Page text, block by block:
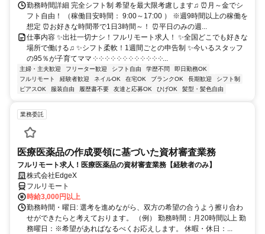
勤務時間詳細 完全シフト制 希望を最大限考慮します♫ ⏰月～金でシ
フト自由！ （稼働目安時間： 9:00～17:00 ） ※週9時間以上の稼働を
想定 ⏰お好きな時間帯で1日3時間～！ ⏰平日のみの週...
仕事内容 ✨出社一切ナシ！フルリモート求人！ ✨全国どこでも好きな
場所で働ける♫ ✨シフト柔軟！1週間ごとの申告制 ✨今いるスタッフ
の95％が子育てママ ༶ ༶ ༶ ༶ ༶ ༶ ༶ ༶ ༶ ༶ ༶ ༶...
主婦・主夫歓迎 フリーター歓迎 シフト自由 学歴不問
即日勤務OK
フルリモート
経験者歓迎 ネイルOK 在宅OK ブランクOK 長期歓迎
シフト制
ピアスOK
服装自由 履歴書不要 友達と応募OK ひげOK 髪型・髪色自由
業務委託
医療医薬品の作成要領に基づいた資材審査業務
フルリモート求人！医療医薬品の資材審査業務【経験者のみ】
株式会社EdgeX
フルリモート
時給3,000円以上
勤務時間・曜日: 選考を進めながら、双方の希望の合うよう擦り合わ
せができたらと考えております。 （例） 勤務時間：月20時間以上 勤
務曜日：※希望があればなるべくお応えします。 休暇・休日：...